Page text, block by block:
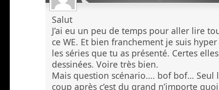
Salut
J’ai eu un peu de temps pour aller lire
ce WE. Et bien franchement je suis
les séries que tu as présenté. Certes
dessinées. Voire très bien.
Mais question scénario…. bof bof… Seul
coup après c’est du grand n’importe